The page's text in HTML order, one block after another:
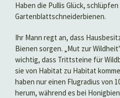
Haben die Pullis Glück,
Gartenblattschneiderbienen.
Ihr Mann regt an, dass
Bienen sorgen. „Mut zur
wichtig, dass Trittsteine für
sie von Habitat zu Habitat
haben nur einen Flugradius von
herum, während es bei